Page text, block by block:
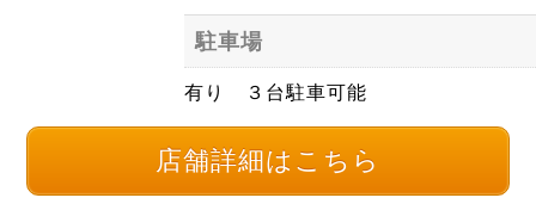
駐車場
有り ３台駐車可能
店舗詳細はこちら